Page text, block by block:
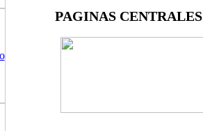
PAGINAS CENTRALES